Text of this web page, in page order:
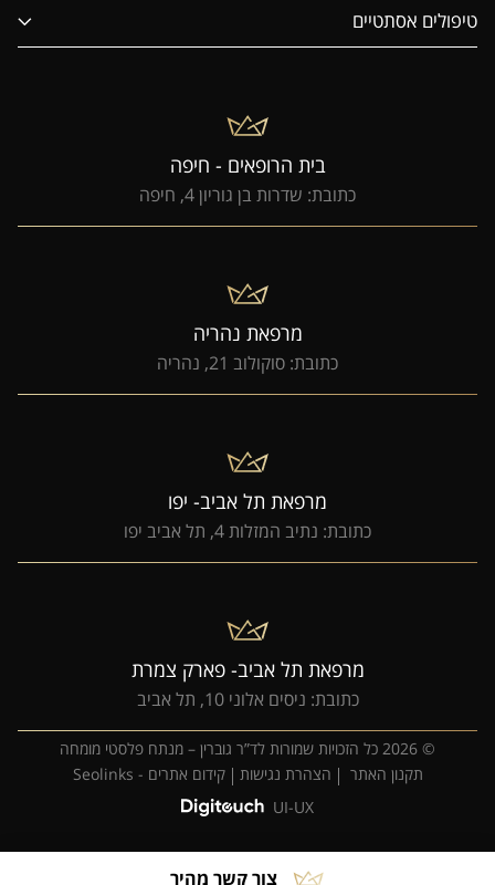
טיפולים אסתטיים
בית הרופאים - חיפה
כתובת: שדרות בן גוריון 4, חיפה
מרפאת נהריה
כתובת: סוקולוב 21, נהריה
מרפאת תל אביב- יפו
כתובת: נתיב המזלות 4, תל אביב יפו
מרפאת תל אביב- פארק צמרת
כתובת: ניסים אלוני 10, תל אביב
© 2026 כל הזכויות שמורות לד”ר גוברין – מנתח פלסטי מומחה
תקנון האתר
הצהרת נגישות
קידום אתרים - Seolinks
UI-UX
צור קשר מהיר